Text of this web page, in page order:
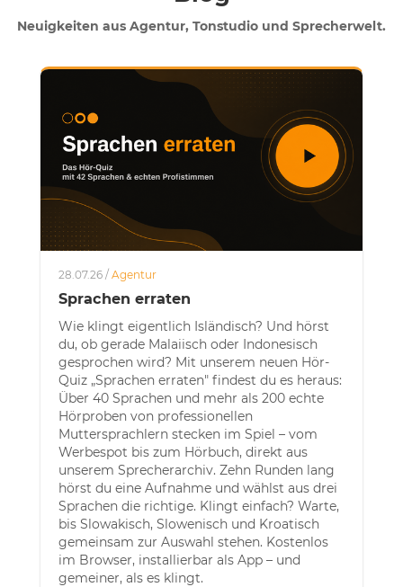
Neuigkeiten aus Agentur, Tonstudio und Sprecherwelt.
28.07.26 / Agentur
Sprachen erraten
Wie klingt eigentlich Isländisch? Und hörst
du, ob gerade Malaiisch oder Indonesisch
gesprochen wird? Mit unserem neuen Hör-
Quiz „Sprachen erraten" findest du es heraus:
Über 40 Sprachen und mehr als 200 echte
Hörproben von professionellen
Muttersprachlern stecken im Spiel – vom
Werbespot bis zum Hörbuch, direkt aus
unserem Sprecherarchiv. Zehn Runden lang
hörst du eine Aufnahme und wählst aus drei
Sprachen die richtige. Klingt einfach? Warte,
bis Slowakisch, Slowenisch und Kroatisch
gemeinsam zur Auswahl stehen. Kostenlos
im Browser, installierbar als App – und
gemeiner, als es klingt.